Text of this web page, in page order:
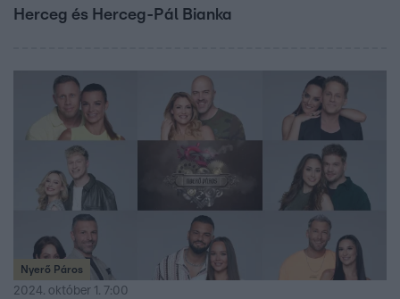
Herceg és Herceg-Pál Bianka
Nyerő Páros
2024. október 1. 7:00